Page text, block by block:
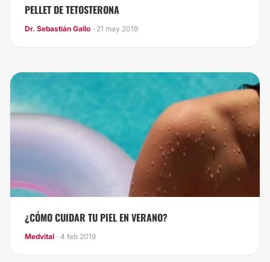
PELLET DE TETOSTERONA
Dr. Sebastián Gallo · 21 may 2019
¿CÓMO CUIDAR TU PIEL EN VERANO?
Medvital · 4 feb 2019